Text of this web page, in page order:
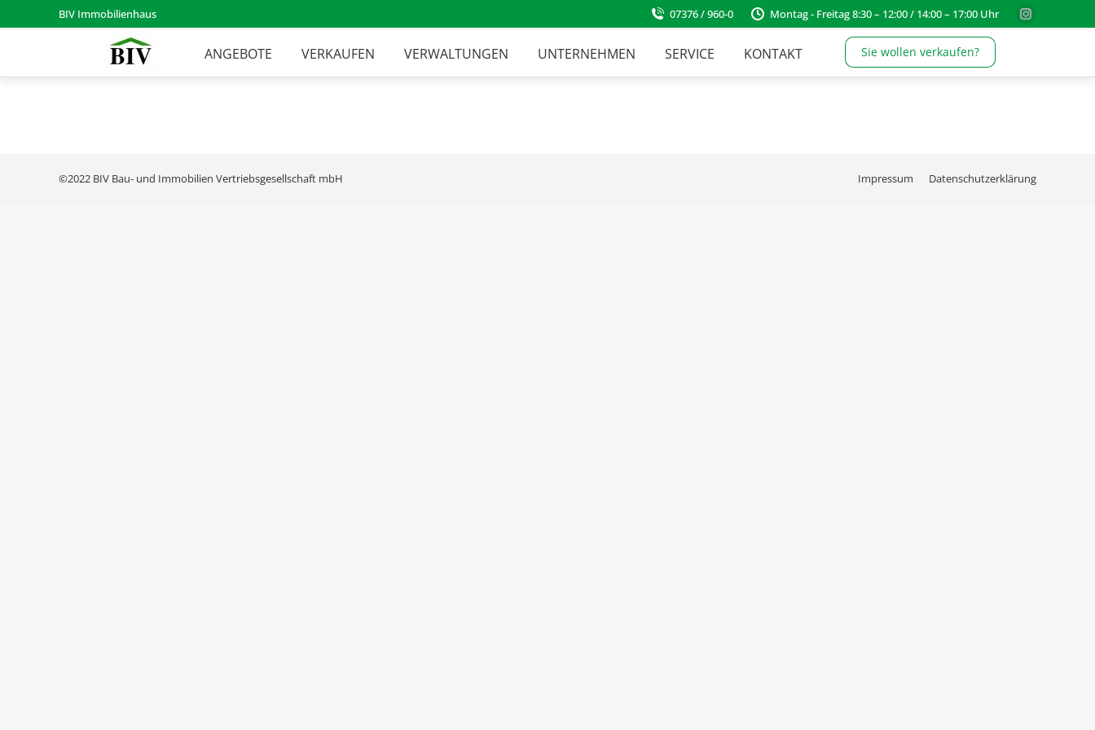
BIV Immobilienhaus 07376 / 960-0 Montag - Freitag 8:30 – 12:00 / 14:00 – 17:00 Uhr
Instagram
ANGEBOTE VERKAUFEN VERWALTUNGEN UNTERNEHMEN SERVICE KONTAKT Sie wollen verkaufen?
©2022 BIV Bau- und Immobilien Vertriebsgesellschaft mbH Impressum Datenschutzerklärung